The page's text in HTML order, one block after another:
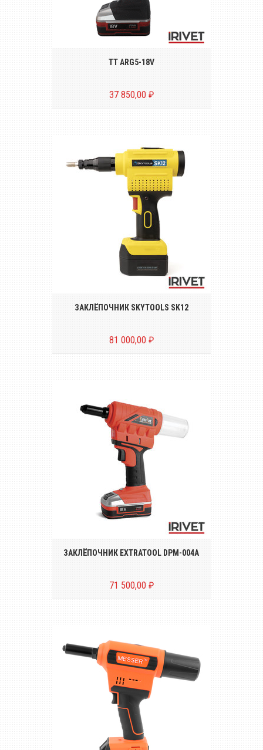
Беспроводной аккумуляторный
инструмент для установки вытяжных
заклёпок диаметром от Ø 2.4 до Ø 5.0 mm
TT ARG5-18V
37 850,00 ₽
Аккумуляторный инструмент для
установки резьбовых заклёпок размером
ЗАКЛЁПОЧНИК SKYTOOLS SK12
81 000,00 ₽
Беспроводной аккумуляторный
инструмент для установки вытяжных
заклёпок диаметром от Ø 2.4 до Ø 5.0 mm
ЗАКЛЁПОЧНИК EXTRATOOL DPM-004A
71 500,00 ₽